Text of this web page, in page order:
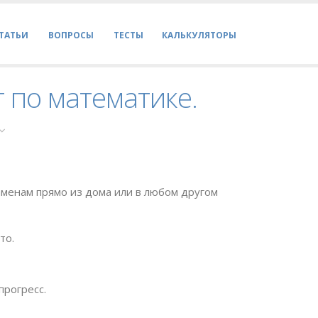
КАЛЬКУЛЯТОРЫ
ТЕСТЫ
ВОПРОСЫ
математике.
прямо из дома или в любом другом